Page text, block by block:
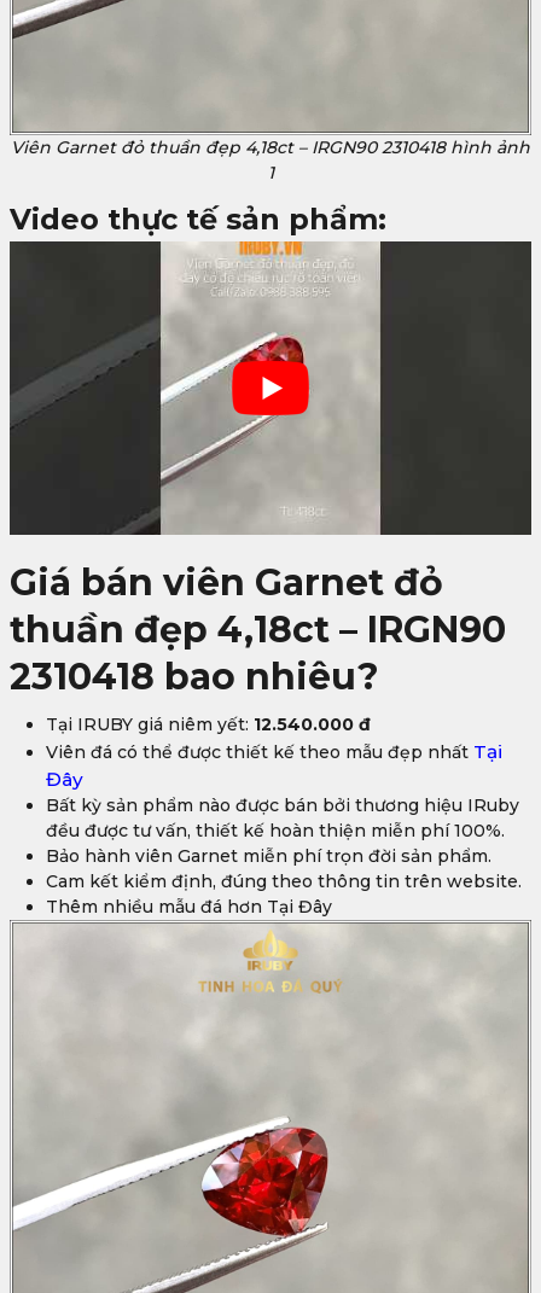
Viên Garnet đỏ thuần đẹp 4,18ct – IRGN90 2310418 hình ảnh
1
Video thực tế sản phẩm:
Giá bán viên Garnet đỏ
thuần đẹp 4,18ct – IRGN90
2310418 bao nhiêu?
Tại IRUBY giá niêm yết: 12.540.000 đ
Viên đá có thể được thiết kế theo mẫu đẹp nhất Tại
Đây
Bất kỳ sản phẩm nào được bán bởi thương hiệu IRuby
đều được tư vấn, thiết kế hoàn thiện miễn phí 100%.
Bảo hành viên Garnet miễn phí trọn đời sản phẩm.
Cam kết kiểm định, đúng theo thông tin trên website.
Thêm nhiều mẫu đá hơn Tại Đây